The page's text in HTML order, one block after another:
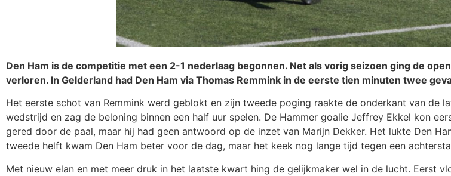
Den Ham is de competitie met een 2-1 nederlaag begonnen. Net als vorig seizoen ging de
verloren. In Gelderland had Den Ham via Thomas Remmink in de eerste tien minuten twee
Het eerste schot van Remmink werd geblokt en zijn tweede poging raakte de onderkant van de
wedstrijd en zag de beloning binnen een half uur spelen. De Hammer goalie Jeffrey Ekkel kon
gered door de paal, maar hij had geen antwoord op de inzet van Marijn Dekker. Het lukte Den
tweede helft kwam Den Ham beter voor de dag, maar het keek nog lange tijd tegen een
Met nieuw elan en met meer druk in het laatste kwart hing de gelijkmaker wel in de lucht. Eerst